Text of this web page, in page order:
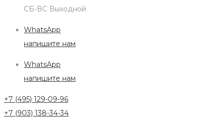
СБ-ВС Выходной
WhatsApp
напишите нам
WhatsApp
напишите нам
+7 (495) 129-09-96
+7 (903) 138-34-34